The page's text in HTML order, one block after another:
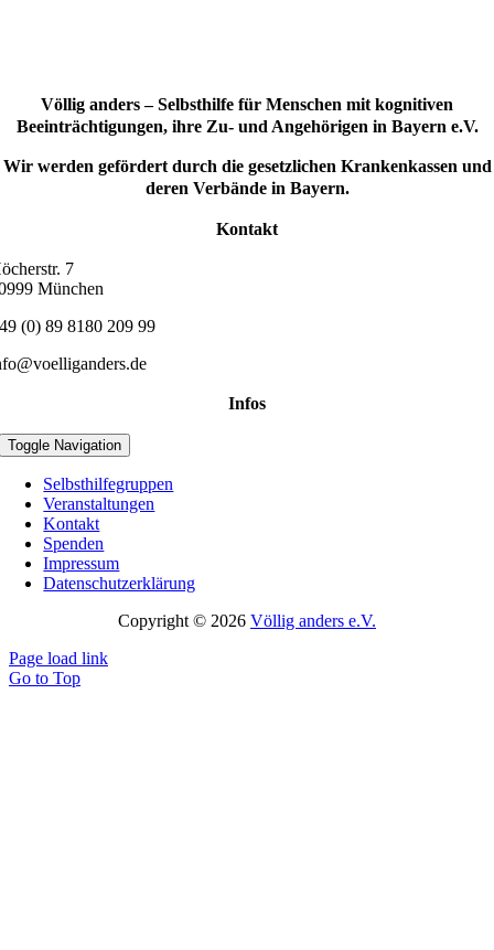
Völlig anders – Selbsthilfe für Menschen mit kognitiven
Beeinträchtigungen, ihre Zu- und Angehörigen in Bayern e.V.
Wir werden gefördert durch die gesetzlichen Krankenkassen und
deren Verbände in Bayern.
Kontakt
7
München
(0) 89 8180 209 99
Infos
Toggle Navigation
Selbsthilfegruppen
Veranstaltungen
Kontakt
Spenden
Impressum
Datenschutzerklärung
Copyright © 2026 Völlig anders e.V.
Page load link
Go to Top